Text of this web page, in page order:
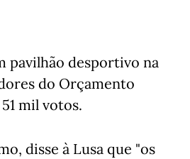
pavilhão desportivo na
do Orçamento
mil votos.
disse à Lusa que "os